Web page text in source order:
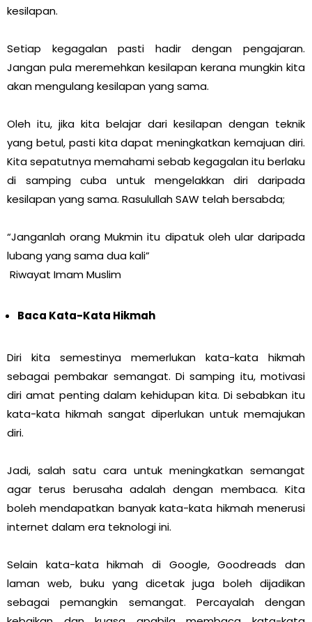
kesilapan.
Setiap kegagalan pasti hadir dengan pengajaran.
Jangan pula meremehkan kesilapan kerana mungkin kita
akan mengulang kesilapan yang sama.
Oleh itu, jika kita belajar dari kesilapan dengan teknik
yang betul, pasti kita dapat meningkatkan kemajuan diri.
Kita sepatutnya memahami sebab kegagalan itu berlaku
di samping cuba untuk mengelakkan diri daripada
kesilapan yang sama. Rasulullah SAW telah bersabda;
“Janganlah orang Mukmin itu dipatuk oleh ular daripada
lubang yang sama dua kali”
Riwayat Imam Muslim
Baca Kata-Kata Hikmah
Diri kita semestinya memerlukan kata-kata hikmah
sebagai pembakar semangat. Di samping itu, motivasi
diri amat penting dalam kehidupan kita. Di sebabkan itu
kata-kata hikmah sangat diperlukan untuk memajukan
diri.
Jadi, salah satu cara untuk meningkatkan semangat
agar terus berusaha adalah dengan membaca. Kita
boleh mendapatkan banyak kata-kata hikmah menerusi
internet dalam era teknologi ini.
Selain kata-kata hikmah di Google, Goodreads dan
laman web, buku yang dicetak juga boleh dijadikan
sebagai pemangkin semangat. Percayalah dengan